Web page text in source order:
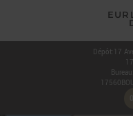
Dépôt:17
17560